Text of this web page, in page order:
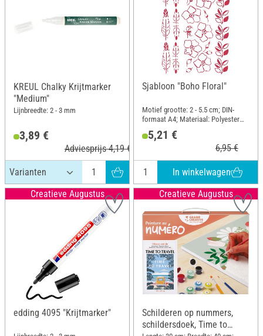
KREUL Chalky Krijtmarker
"Medium"
Lijnbreedte: 2 - 3 mm
3,89 €
Adviesprijs 4,19 €
Sjabloon "Boho Floral"
Motief grootte: 2 - 5.5 cm; DIN-
formaat A4; Materiaal: Polyester
5,21 €
6,95 €
In winkelwagen
Creatieve Augustus
edding 4095 "Krijtmarker"
Creatieve Augustus
Schilderen op nummers,
schildersdoek, Time to